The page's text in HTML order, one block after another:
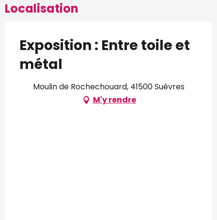
Localisation
Exposition : Entre toile et
métal
Moulin de Rochechouard, 41500 Suèvres
M'y rendre